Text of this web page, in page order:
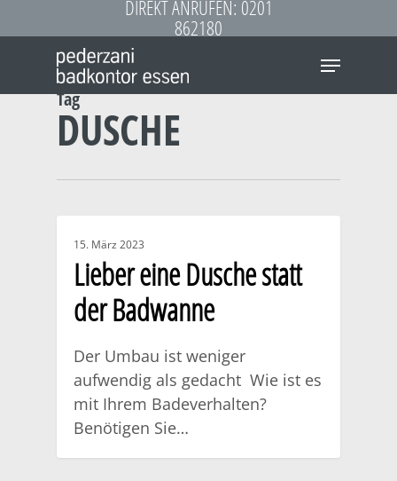
to
DIREKT ANRUFEN: 0201
862180
Menu
Tag
DUSCHE
15. März 2023
Lieber eine Dusche statt
der Badwanne
Der Umbau ist weniger
aufwendig als gedacht Wie ist es
mit Ihrem Badeverhalten?
Benötigen Sie…